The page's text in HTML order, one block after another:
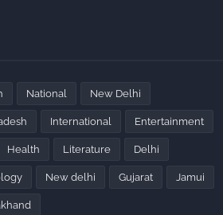
National New Delhi
International Entertainment
Health Literature Delhi
New delhi Gujarat Jamui